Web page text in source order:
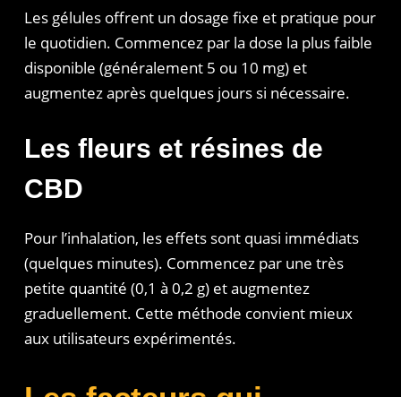
Les gélules offrent un dosage fixe et pratique pour
le quotidien. Commencez par la dose la plus faible
disponible (généralement 5 ou 10 mg) et
augmentez après quelques jours si nécessaire.
Les fleurs et résines de
CBD
Pour l’inhalation, les effets sont quasi immédiats
(quelques minutes). Commencez par une très
petite quantité (0,1 à 0,2 g) et augmentez
graduellement. Cette méthode convient mieux
aux utilisateurs expérimentés.